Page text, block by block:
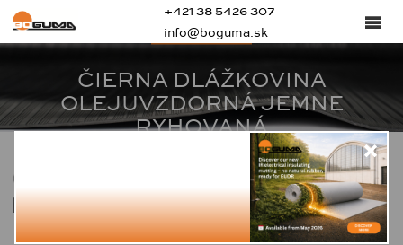
+421 38 5426 307
info@boguma.sk
S2 - NBR45
ČIERNA DLÁŽKOVINA
OLEJUVZDORNÁ JEMNE
RYHOVANÁ
65 ± 5 3 4.6